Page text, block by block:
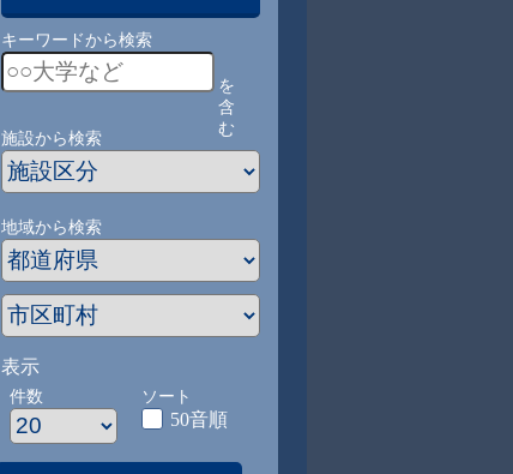
キーワードから検索
を
含
む
施設から検索
地域から検索
表示
件数 ソート
50音順